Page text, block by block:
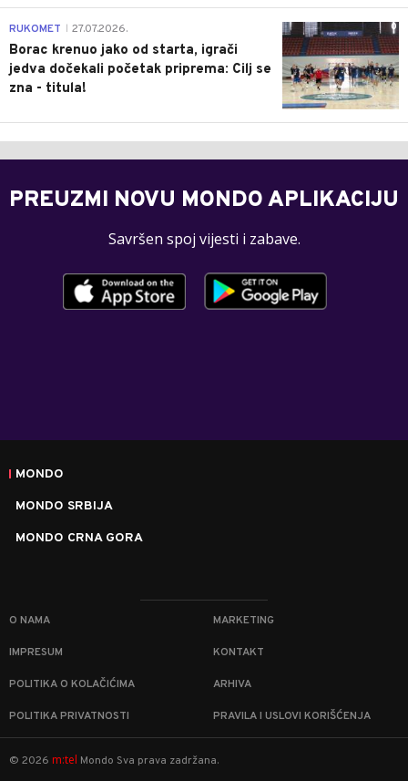
0
RUKOMET 27.07.2026.
Borac krenuo jako od starta, igrači
jedva dočekali početak priprema: Cilj se
zna - titula!
PREUZMI NOVU MONDO APLIKACIJU
Savršen spoj vijesti i zabave.
MONDO
MONDO SRBIJA
MONDO CRNA GORA
O NAMA MARKETING
IMPRESUM KONTAKT
POLITIKA O KOLAČIĆIMA ARHIVA
POLITIKA PRIVATNOSTI PRAVILA I USLOVI KORIŠĆENJA
© 2026 m:tel Mondo Sva prava zadržana.